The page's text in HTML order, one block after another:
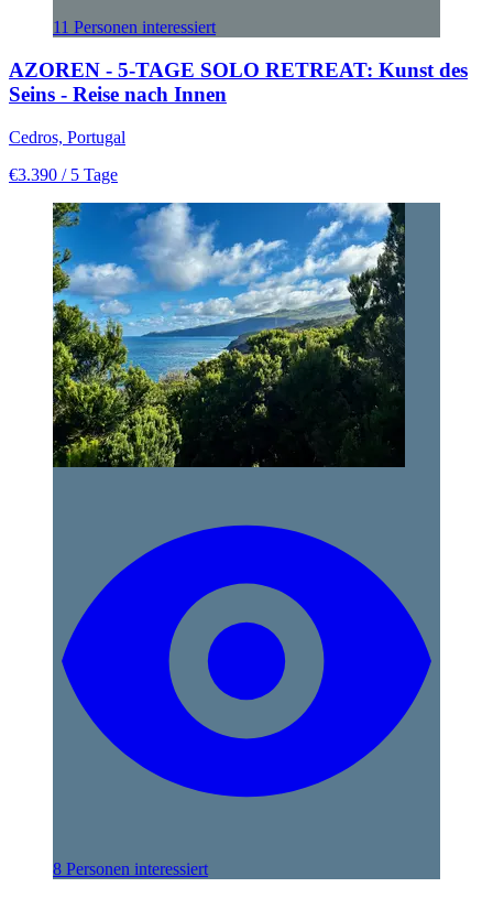
11 Personen interessiert
AZOREN - 5-TAGE SOLO RETREAT: Kunst des
Seins - Reise nach Innen
Cedros, Portugal
€3.390 / 5 Tage
8 Personen interessiert